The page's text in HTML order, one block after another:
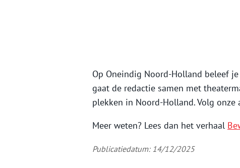
Op Oneindig Noord-Holland beleef
gaat de redactie samen met
plekken in Noord-Holland. Volg onze
Meer weten? Lees dan het verhaal
Publicatiedatum: 14/12/2025